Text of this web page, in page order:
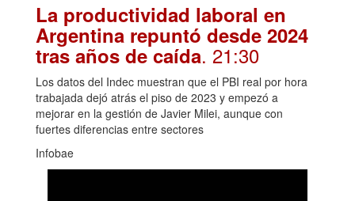
La productividad laboral en
Argentina repuntó desde 2024
tras años de caída. 21:30
Los datos del Indec muestran que el PBI real por hora
trabajada dejó atrás el piso de 2023 y empezó a
mejorar en la gestión de Javier Milei, aunque con
fuertes diferencias entre sectores
Infobae